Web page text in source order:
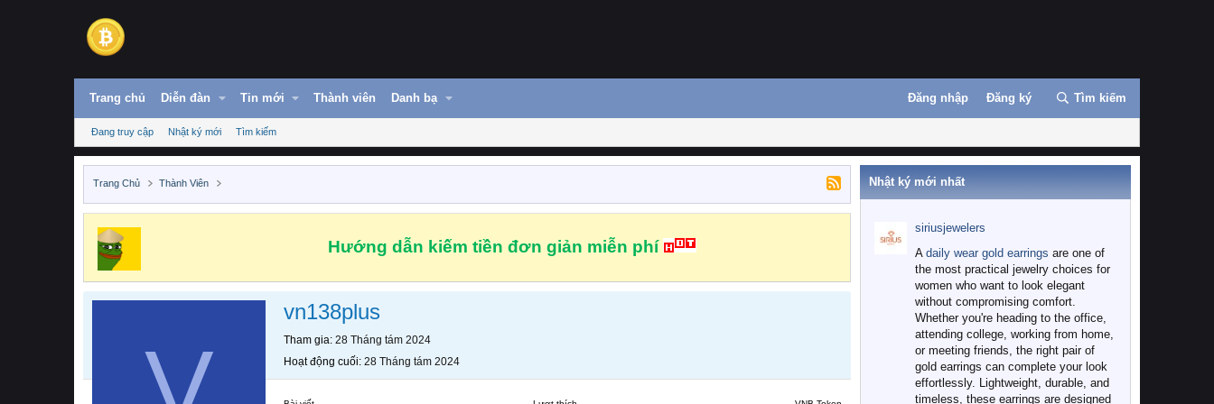
Trang chủ Diễn đàn Tin mới Thành viên Danh bạ Đăng nhập Đăng ký Tìm kiếm
Đang truy cập Nhật ký mới Tìm kiếm
Trang Chủ Thành Viên
Hướng dẫn kiếm tiền đơn giản miễn phí
vn138plus
Tham gia 28 Tháng tám 2024
Hoạt động cuối 28 Tháng tám 2024
Nhật ký mới nhất
siriusjewelers
A daily wear gold earrings are one of
the most practical jewelry choices for
women who want to look elegant
without compromising comfort.
Whether you're heading to the office,
attending college, working from home,
or meeting friends, the right pair of
gold earrings can complete your look
effortlessly. Lightweight, durable, and
timeless, these earrings are designed